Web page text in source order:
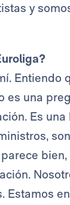
y
Entiendo
es una
Es